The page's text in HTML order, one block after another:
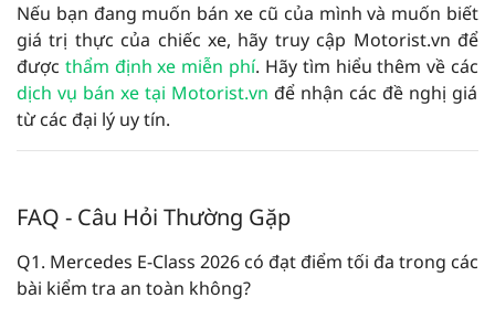
Nếu bạn đang muốn bán xe cũ của mình và muốn biết
giá trị thực của chiếc xe, hãy truy cập Motorist.vn để
được thẩm định xe miễn phí. Hãy tìm hiểu thêm về các
dịch vụ bán xe tại Motorist.vn để nhận các đề nghị giá
từ các đại lý uy tín.
FAQ - Câu Hỏi Thường Gặp
Q1. Mercedes E-Class 2026 có đạt điểm tối đa trong các
bài kiểm tra an toàn không?